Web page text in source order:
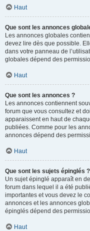
Haut
Que sont les annonces
Les annonces globales
devez lire dès que possible.
dans votre panneau de
globales dépend des
Haut
Que sont les annonces ?
Les annonces contiennent
forum que vous consultez et
apparaissent en haut de
publiées. Comme pour les
annonces dépend des
Haut
Que sont les sujets épinglés ?
Un sujet épinglé apparaît en
forum dans lequel il a été
importantes et vous devez le
annonces et les annonces
épinglés dépend des
Haut